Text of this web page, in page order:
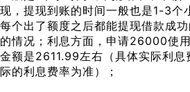
现，提现到账的时间一般也是1-3个
每个出了额度之后都能提现借款成
的情况；利息方面，申请26000使
金额是2611.99左右（具体实际利息
际的利息费率为准）；